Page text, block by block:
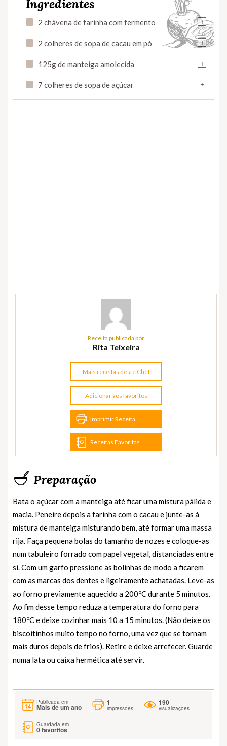
Ingredientes
+
2 chávena de farinha com fermento
+
2 colheres de sopa de cacau em pó
+
125g de manteiga amolecida
+
7 colheres de sopa de açúcar
Receita publicada por
Rita Teixeira
Mais receitas deste Chef
Adicionar aos favoritos
Imprimir Receita
Receitas Favoritas
Preparação
Bata o açúcar com a manteiga até ficar uma mistura pálida e
macia. Peneire depois a farinha com o cacau e junte-as à
mistura de manteiga misturando bem, até formar uma massa
rija. Faça pequena bolas do tamanho de nozes e coloque-as
num tabuleiro forrado com papel vegetal, distanciadas entre
si. Com um garfo pressione as bolinhas de modo a ficarem
com as marcas dos dentes e ligeiramente achatadas. Leve-as
ao forno previamente aquecido a 200ºC durante 5 minutos.
Ao fim desse tempo reduza a temperatura do forno para
180ºC e deixe cozinhar mais 10 a 15 minutos. (Não deixe os
biscoitinhos muito tempo no forno, uma vez que se tornam
mais duros depois de frios). Retire e deixe arrefecer. Guarde
numa lata ou caixa hermética até servir.
Publicada em
Mais de um ano
1
impressões
190
visualizações
Guardada em
0favoritos